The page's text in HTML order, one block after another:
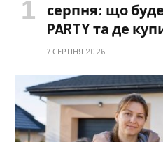
серпня: що буде
PARTY та де
7 СЕРПНЯ 2026